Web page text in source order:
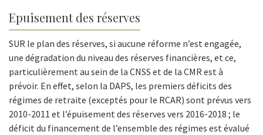
Epuisement des réserves
SUR le plan des réserves, si aucune réforme n’est engagée,
une dégradation du niveau des réserves financières, et ce,
particulièrement au sein de la CNSS et de la CMR est à
prévoir. En effet, selon la DAPS, les premiers déficits des
régimes de retraite (exceptés pour le RCAR) sont prévus vers
2010-2011 et l’épuisement des réserves vers 2016-2018 ; le
déficit du financement de l’ensemble des régimes est évalué